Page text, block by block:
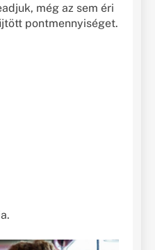
még az sem éri
pontmennyiséget.